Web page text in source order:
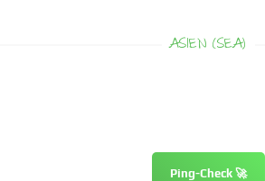
ASIEN (SEA)
Ping-Check 🚀